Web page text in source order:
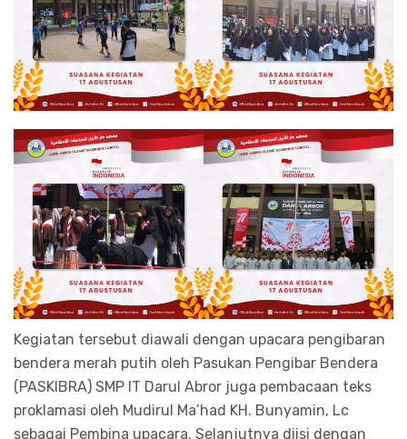
Kegiatan tersebut diawali dengan upacara pengibaran
bendera merah putih oleh Pasukan Pengibar Bendera
(PASKIBRA) SMP IT Darul Abror juga pembacaan teks
proklamasi oleh Mudirul Ma’had KH. Bunyamin, Lc
sebagai Pembina upacara. Selanjutnya diisi dengan